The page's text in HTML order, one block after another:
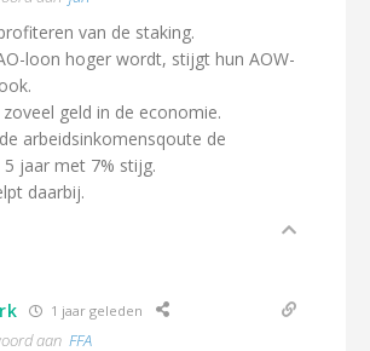
van de staking.
loon hoger wordt, stijgt hun AOW-
geld in de economie.
arbeidsinkomensqoute de
jaar met 7% stijg.
daarbij.
1 jaar geleden
aan FFA